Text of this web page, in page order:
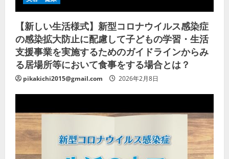
【新しい生活様式】新型コロナウイルス感染症
の感染拡大防止に配慮して子どもの学習・生活
支援事業を実施するためのガイドラインからみ
る居場所等において食事をする場合とは？
pikakichi2015@gmail.com 2026年2月8日